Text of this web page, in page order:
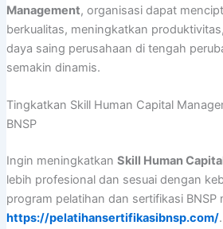
Management, organisasi dapat
berkualitas, meningkatkan
daya saing perusahaan di tengah
semakin dinamis.
Tingkatkan Skill Human Capital
BNSP
Ingin meningkatkan Skill Human
lebih profesional dan sesuai dengan
program pelatihan dan sertifikasi BNSP
https://pelatihansertifikasibnsp.com/